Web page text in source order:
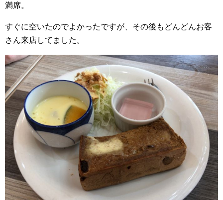
満席。
すぐに空いたのでよかったですが、その後もどんどんお客
さん来店してました。